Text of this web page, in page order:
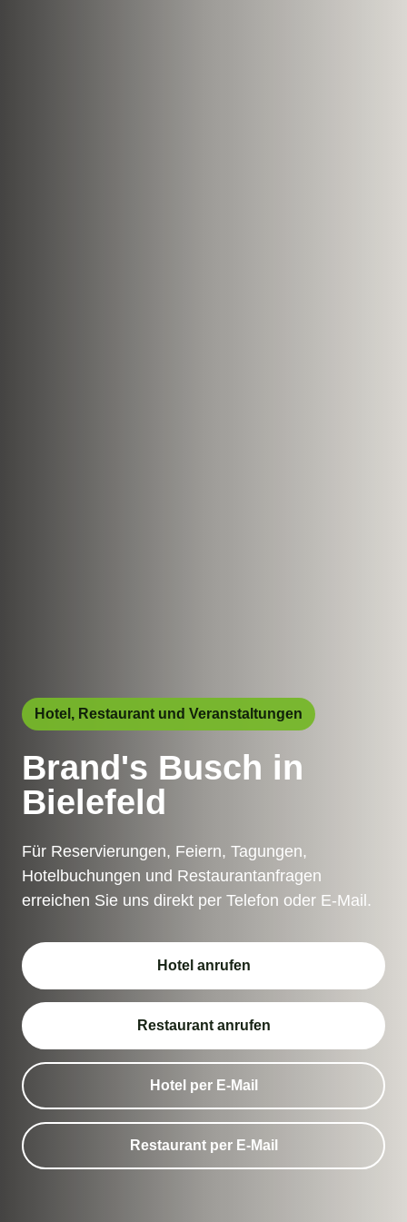
Hotel, Restaurant und Veranstaltungen
Brand's Busch in
Bielefeld
Für Reservierungen, Feiern, Tagungen,
Hotelbuchungen und Restaurantanfragen
erreichen Sie uns direkt per Telefon oder E-Mail.
Hotel anrufen
Restaurant anrufen
Hotel per E-Mail
Restaurant per E-Mail